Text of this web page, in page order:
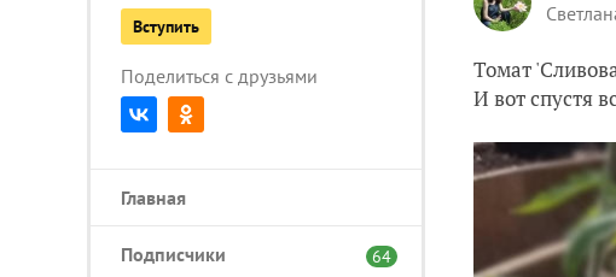
Вступить
Поделиться с друзьями
Главная
Подписчики 64
Томат
И вот спустя